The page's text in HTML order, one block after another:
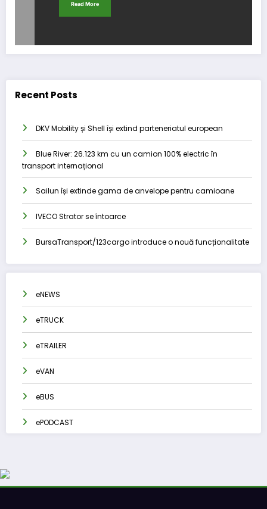
Read More
Recent Posts
DKV Mobility și Shell își extind parteneriatul european
Blue River: 26.123 km cu un camion 100% electric în
transport internațional
Sailun își extinde gama de anvelope pentru camioane
IVECO Strator se întoarce
BursaTransport/123cargo introduce o nouă funcționalitate
eNEWS
eTRUCK
eTRAILER
eVAN
eBUS
ePODCAST